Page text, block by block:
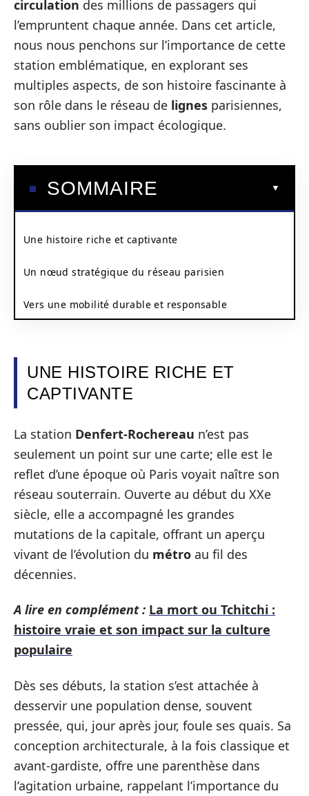
circulation des millions de passagers qui
l’empruntent chaque année. Dans cet article,
nous nous penchons sur l’importance de cette
station emblématique, en explorant ses
multiples aspects, de son histoire fascinante à
son rôle dans le réseau de lignes parisiennes,
sans oublier son impact écologique.
SOMMAIRE
Une histoire riche et captivante
Un nœud stratégique du réseau parisien
Vers une mobilité durable et responsable
UNE HISTOIRE RICHE ET
CAPTIVANTE
La station Denfert-Rochereau n’est pas
seulement un point sur une carte; elle est le
reflet d’une époque où Paris voyait naître son
réseau souterrain. Ouverte au début du XXe
siècle, elle a accompagné les grandes
mutations de la capitale, offrant un aperçu
vivant de l’évolution du métro au fil des
décennies.
A lire en complément : La mort ou Tchitchi :
histoire vraie et son impact sur la culture
populaire
Dès ses débuts, la station s’est attachée à
desservir une population dense, souvent
pressée, qui, jour après jour, foule ses quais. Sa
conception architecturale, à la fois classique et
avant-gardiste, offre une parenthèse dans
l’agitation urbaine, rappelant l’importance du